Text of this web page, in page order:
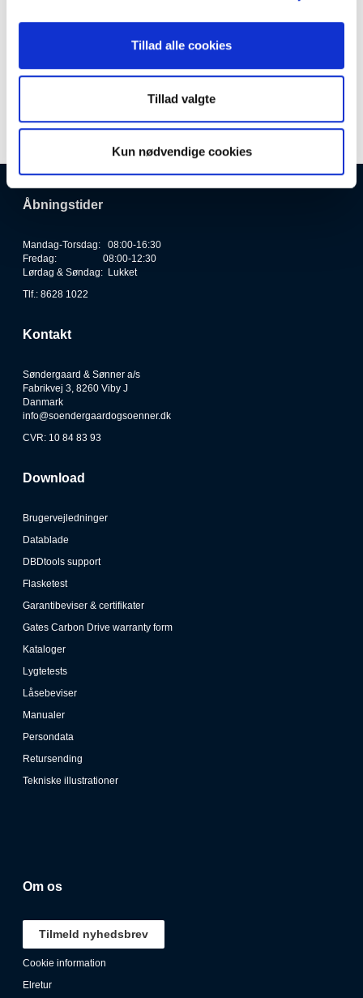
Tillad alle cookies
Tillad valgte
Kun nødvendige cookies
Cyclus katalog 2027 (Tysk)
Åbningstider
Mandag-Torsdag: 08:00-16:30
Fredag: 08:00-12:30
Lørdag & Søndag: Lukket
Tlf.: 8628 1022
Kontakt
Søndergaard & Sønner a/s
Fabrikvej 3, 8260 Viby J
Danmark
info@soendergaardogsoenner.dk
CVR: 10 84 83 93
Download
Brugervejledninger
Datablade
DBDtools support
Flasketest
Garantibeviser & certifikater
Gates Carbon Drive warranty form
Kataloger
Lygtetests
Låsebeviser
Manualer
Persondata
Retursending
Tekniske illustrationer
Om os
Tilmeld nyhedsbrev
Cookie information
Elretur